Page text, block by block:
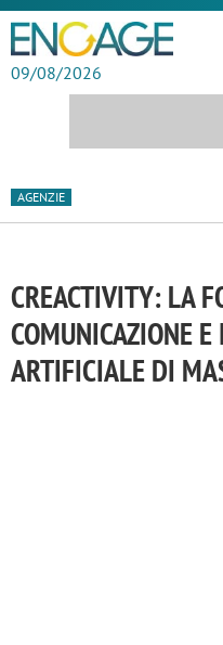
09/08/2026
AGENZIE
CREACTIVITY: LA
COMUNICAZIONE
ARTIFICIALE DI